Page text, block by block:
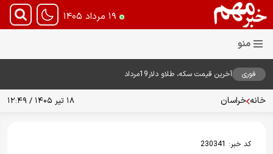
۱۹ مرداد ۱۴۰۵
فوری
آخرین قیمت سکه، طلاو دلار19مرداد
خانه خراسان ۱۸ تیر ۱۴۰۵ / ۱۲:۴۹
کد خبر: 230341